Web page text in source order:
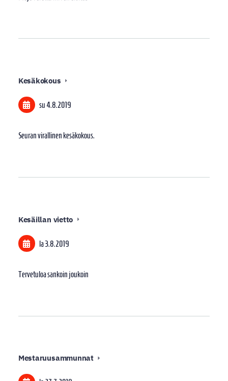
Kesäkokous
su 4.8.2019
Seuran virallinen kesäkokous.
Kesäillan vietto
la 3.8.2019
Tervetuloa sankoin joukoin
Mestaruusammunnat